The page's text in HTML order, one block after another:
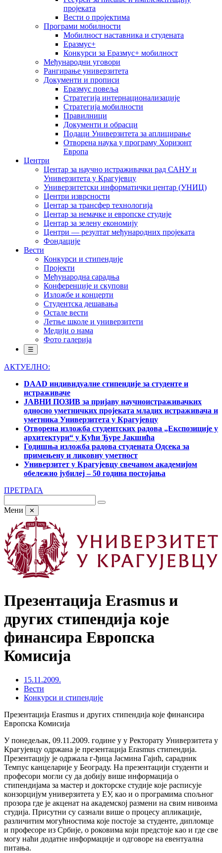
пројеката
Вести о пројектима
Програми мобилности
Мобилност наставника и студената
Еразмус+
Конкурси за Еразмус+ мобилност
Међународни уговори
Рангирање универзитета
Документи и прописи
Еразмус повеља
Стратегија интернационализације
Стратегија мобилности
Правилници
Документи и обрасци
Подаци Универзитета за аплицирање
Отворена наука у програму Хоризонт
Европа
Центри
Центар за научно истраживачки рад САНУ и
Универзитета у Крагујевцу
Универзитетски информатички центар (УНИЦ)
Центри изврсности
Центар за трансфер технологија
Центар за немачке и европске студије
Центар за зелену економију
Центри — резултат међународних пројеката
Фондације
Вести
Конкурси и стипендије
Пројекти
Међународна сарадња
Конференције и скупови
Изложбе и концерти
Студентска дешавања
Остале вести
Летње школе и универзитети
Медији о нама
Фото галерија
☰
АКТУЕЛНО:
DAAD индивидуалне стипендије за студенте и
истраживаче
ЈАВНИ ПОЗИВ за пријаву научноистраживачких
односно уметничких пројеката младих истраживача и
уметника Универзитета у Крагујевцу
Отворена изложба студентских радова „Експозиције у
архитектури“ у Кући Ђуре Јакшића
Годишња изложба радова студената Одсека за
примењену и ликовну уметност
Универзитет у Крагујевцу свечаном академијом
обележио јубилеј – 50 година постојања
ПРЕТРАГА
Мени ✕
Презентација Erasmus и
других стипендија које
финансира Европска
Комисија
15.11.2009.
Вести
Конкурси и стипендије
Презентација Erasmus и других стипендија које финансира
Европска Комисија
У понедељак, 09.11.2009. године у у Ректорату Универзитета у
Крагујевцу одржана је презентација Erasmus стипендија.
Презентацију је одржала г-ђица Јасмина Гајић, сарадник
Темпус канцеларије у Београду. На презентацији студенти и
професори могли су да добију више информација о
стипендијама за мастер и докторске студије које расписује
конзорцијум универзитета у ЕУ, као и о програмима спољног
прозора где је акценат на академској размени на свим нивоима
студија. Присутни су сазнали више о процесу апликације,
различитим могућностима које постоје за студенте, дипломце
и професоре из Србије, о роковима који предстоје као и где све
могу наћи додатне информације и одговоре на евентуална
питања.